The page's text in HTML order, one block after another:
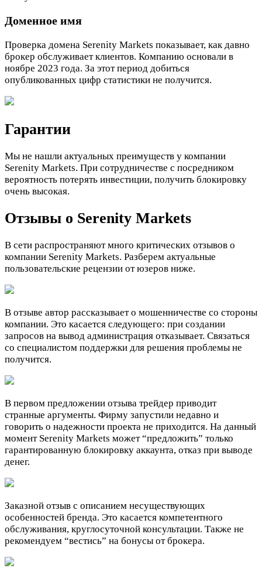
Доменное имя
Проверка домена Serenity Markets показывает, как давно
брокер обслуживает клиентов. Компанию основали в
ноябре 2023 года. За этот период добиться
опубликованных цифр статистики не получится.
Гарантии
Мы не нашли актуальных преимуществ у компании
Serenity Markets. При сотрудничестве с посредником
вероятность потерять инвестиции, получить блокировку
очень высокая.
Отзывы о Serenity Markets
В сети распространяют много критических отзывов о
компании Serenity Markets. Разберем актуальные
пользовательские рецензии от юзеров ниже.
В отзыве автор рассказывает о мошенничестве со стороны
компании. Это касается следующего: при создании
запросов на вывод администрация отказывает. Связаться
со специалистом поддержки для решения проблемы не
получится.
В первом предложении отзыва трейдер приводит
странные аргументы. Фирму запустили недавно и
говорить о надежности проекта не приходится. На данный
момент Serenity Markets может “предложить” только
гарантированную блокировку аккаунта, отказ при выводе
денег.
Заказной отзыв с описанием несуществующих
особенностей бренда. Это касается компетентного
обслуживания, круглосуточной консультации. Также не
рекомендуем “вестись” на бонусы от брокера.